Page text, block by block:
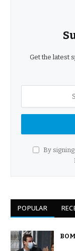
Get the latest
By
POPULAR